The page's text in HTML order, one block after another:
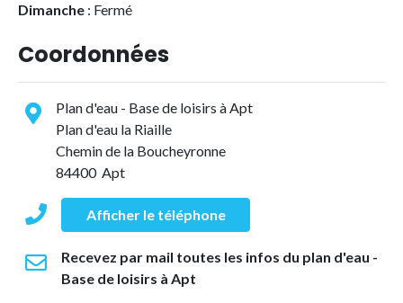
Dimanche : Fermé
Coordonnées
Plan d'eau - Base de loisirs à Apt
Plan d'eau la Riaille
Chemin de la Boucheyronne
84400 Apt
Afficher le téléphone
Recevez par mail toutes les infos du plan d'eau -
Base de loisirs à Apt